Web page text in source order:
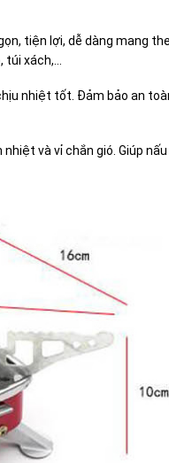
tiện lợi, dễ dàng mang
xách,…
nhiệt tốt. Đảm bảo an
và vỉ chắn gió. Giúp